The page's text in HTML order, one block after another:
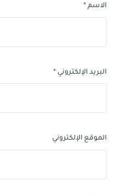
الاسم *
البريد الإلكتروني*
الموقع الإلكتروني